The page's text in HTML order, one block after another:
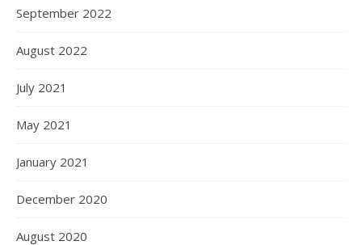
September 2022
August 2022
July 2021
May 2021
January 2021
December 2020
August 2020